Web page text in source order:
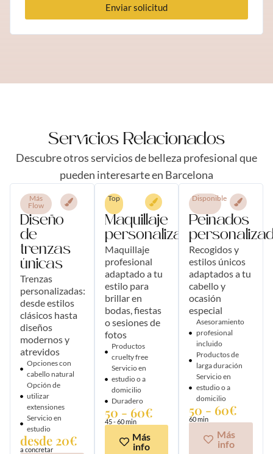
Enviar solicitud
Servicios Relacionados
Descubre otros servicios de belleza profesional que
pueden interesarte en Barcelona
Más
Flow
Diseño
de
trenzas
únicas
Trenzas
personalizadas:
desde estilos
clásicos hasta
diseños
modernos y
atrevidos
Opciones con
cabello natural
Opción de
utilizar
extensiones
Servicio en
estudio
desde 20€
a concretar
Top
Maquillaje
personalizado
Maquillaje
profesional
adaptado a tu
estilo para
brillar en
bodas, fiestas
o sesiones de
fotos​
Productos
cruelty free
Servicio en
estudio o a
domicilio
Duradero
50 - 60€
45 - 60 min
Más
info
Disponible
Peinados
Recogidos y
estilos únicos
adaptados a tu
cabello y
ocasión
especial
Asesoramiento
profesional
incluido
Productos de
larga duración
Servicio en
estudio o a
domicilio
50 - 60€
60 min
Más
info